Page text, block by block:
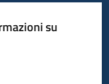
su